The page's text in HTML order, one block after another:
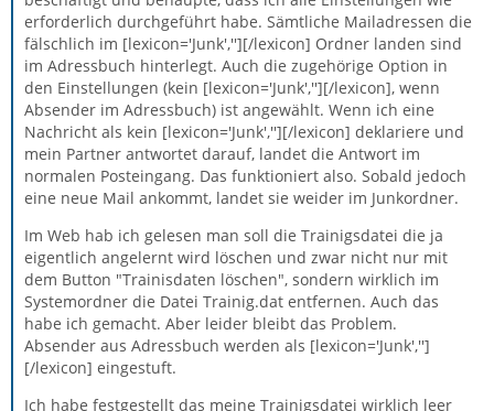
erforderlich durchgeführt habe. Sämtliche Mailadressen die
fälschlich im [lexicon='Junk',''][/lexicon] Ordner landen sind
im Adressbuch hinterlegt. Auch die zugehörige Option in
den Einstellungen (kein [lexicon='Junk',''][/lexicon], wenn
Absender im Adressbuch) ist angewählt. Wenn ich eine
Nachricht als kein [lexicon='Junk',''][/lexicon] deklariere und
mein Partner antwortet darauf, landet die Antwort im
normalen Posteingang. Das funktioniert also. Sobald jedoch
eine neue Mail ankommt, landet sie weider im Junkordner.
Im Web hab ich gelesen man soll die Trainigsdatei die ja
eigentlich angelernt wird löschen und zwar nicht nur mit
dem Button "Trainisdaten löschen", sondern wirklich im
Systemordner die Datei Trainig.dat entfernen. Auch das
habe ich gemacht. Aber leider bleibt das Problem.
Absender aus Adressbuch werden als [lexicon='Junk','']
[/lexicon] eingestuft.
Ich habe festgestellt das meine Trainigsdatei wirklich leer